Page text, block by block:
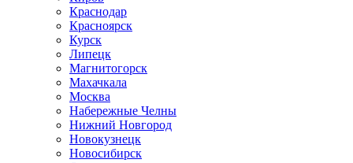
Краснодар
Красноярск
Курск
Липецк
Магнитогорск
Махачкала
Москва
Набережные Челны
Нижний Новгород
Новокузнецк
Новосибирск